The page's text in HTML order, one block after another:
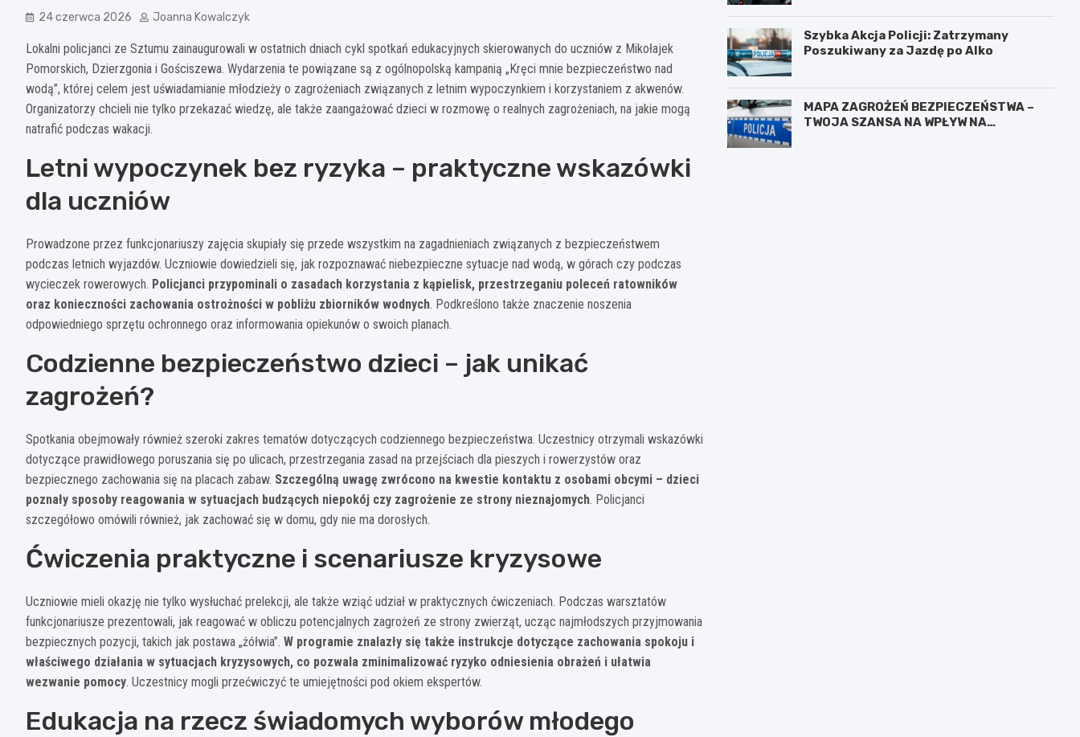
24 czerwca 2026 Joanna Kowalczyk
Lokalni policjanci ze Sztumu zainaugurowali w ostatnich dniach cykl spotkań edukacyjnych skierowanych do uczniów z Mikołajek
Pomorskich, Dzierzgonia i Gościszewa. Wydarzenia te powiązane są z ogólnopolską kampanią „Kręci mnie bezpieczeństwo nad
wodą”, której celem jest uświadamianie młodzieży o zagrożeniach związanych z letnim wypoczynkiem i korzystaniem z akwenów.
Organizatorzy chcieli nie tylko przekazać wiedzę, ale także zaangażować dzieci w rozmowę o realnych zagrożeniach, na jakie mogą
natrafić podczas wakacji.
Letni wypoczynek bez ryzyka – praktyczne wskazówki
dla uczniów
Prowadzone przez funkcjonariuszy zajęcia skupiały się przede wszystkim na zagadnieniach związanych z bezpieczeństwem
podczas letnich wyjazdów. Uczniowie dowiedzieli się, jak rozpoznawać niebezpieczne sytuacje nad wodą, w górach czy podczas
wycieczek rowerowych. Policjanci przypominali o zasadach korzystania z kąpielisk, przestrzeganiu poleceń ratowników
oraz konieczności zachowania ostrożności w pobliżu zbiorników wodnych. Podkreślono także znaczenie noszenia
odpowiedniego sprzętu ochronnego oraz informowania opiekunów o swoich planach.
Codzienne bezpieczeństwo dzieci – jak unikać
zagrożeń?
Spotkania obejmowały również szeroki zakres tematów dotyczących codziennego bezpieczeństwa. Uczestnicy otrzymali wskazówki
dotyczące prawidłowego poruszania się po ulicach, przestrzegania zasad na przejściach dla pieszych i rowerzystów oraz
bezpiecznego zachowania się na placach zabaw. Szczególną uwagę zwrócono na kwestie kontaktu z osobami obcymi – dzieci
poznały sposoby reagowania w sytuacjach budzących niepokój czy zagrożenie ze strony nieznajomych. Policjanci
szczegółowo omówili również, jak zachować się w domu, gdy nie ma dorosłych.
Ćwiczenia praktyczne i scenariusze kryzysowe
Uczniowie mieli okazję nie tylko wysłuchać prelekcji, ale także wziąć udział w praktycznych ćwiczeniach. Podczas warsztatów
funkcjonariusze prezentowali, jak reagować w obliczu potencjalnych zagrożeń ze strony zwierząt, ucząc najmłodszych przyjmowania
bezpiecznych pozycji, takich jak postawa „żółwia”. W programie znalazły się także instrukcje dotyczące zachowania spokoju i
właściwego działania w sytuacjach kryzysowych, co pozwala zminimalizować ryzyko odniesienia obrażeń i ułatwia
wezwanie pomocy. Uczestnicy mogli przećwiczyć te umiejętności pod okiem ekspertów.
Edukacja na rzecz świadomych wyborów młodego
Szybka Akcja Policji: Zatrzymany
Poszukiwany za Jazdę po Alko
MAPA ZAGROŻEŃ BEZPIECZEŃSTWA –
TWOJA SZANSA NA WPŁYW NA